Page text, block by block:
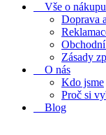
Vše o nákupu
Doprava
Zásady
O nás
Kdo jsme
Proč si
Blog